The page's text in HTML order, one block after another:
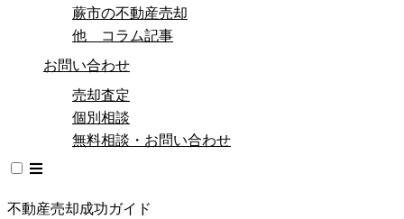
蕨市の不動産売却
他 コラム記事
お問い合わせ
売却査定
個別相談
無料相談・お問い合わせ
不動産売却成功ガイド